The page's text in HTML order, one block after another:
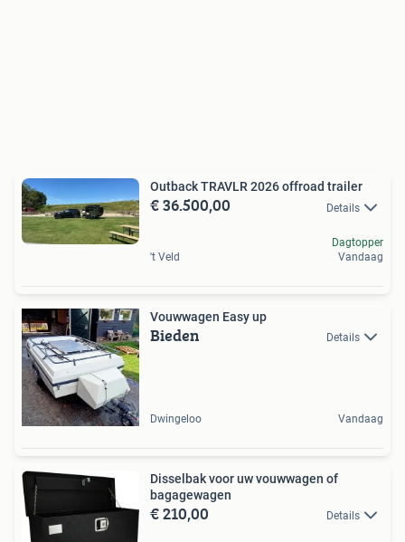
Outback TRAVLR 2026 offroad trailer
€ 36.500,00 Details
't Veld
Dagtopper
Vandaag
Vouwwagen Easy up
Bieden Details
Dwingeloo Vandaag
Disselbak voor uw vouwwagen of
bagagewagen
€ 210,00 Details